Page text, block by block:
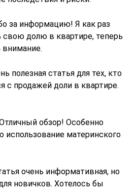
за информацию! Я как раз
свою долю в квартире, теперь
внимание.
полезная статья для тех, кто
с продажей доли в квартире.
обзор! Особенно
использование материнского
очень информативная, но
новичков. Хотелось бы